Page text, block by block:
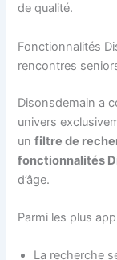
de qualité.
Fonctionnalités
rencontres
Disonsdemain a
univers
unfiltre de
fonctionnalités
d’âge.
Parmi les plus
La recherche